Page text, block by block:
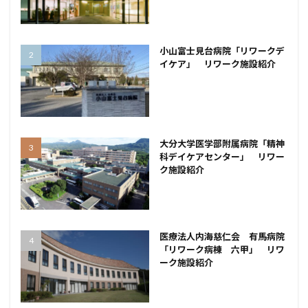
小山富士見台病院「リワークデ
イケア」 リワーク施設紹介
大分大学医学部附属病院「精神
科デイケアセンター」 リワー
ク施設紹介
医療法人内海慈仁会 有馬病院
「リワーク病棟 六甲」 リワ
ーク施設紹介